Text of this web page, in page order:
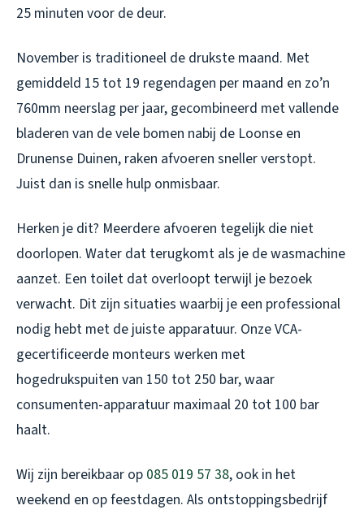
25 minuten voor de deur.
November is traditioneel de drukste maand. Met
gemiddeld 15 tot 19 regendagen per maand en zo’n
760mm neerslag per jaar, gecombineerd met vallende
bladeren van de vele bomen nabij de Loonse en
Drunense Duinen, raken afvoeren sneller verstopt.
Juist dan is snelle hulp onmisbaar.
Herken je dit? Meerdere afvoeren tegelijk die niet
doorlopen. Water dat terugkomt als je de wasmachine
aanzet. Een toilet dat overloopt terwijl je bezoek
verwacht. Dit zijn situaties waarbij je een professional
nodig hebt met de juiste apparatuur. Onze VCA-
gecertificeerde monteurs werken met
hogedrukspuiten van 150 tot 250 bar, waar
consumenten-apparatuur maximaal 20 tot 100 bar
haalt.
Wij zijn bereikbaar op 085 019 57 38, ook in het
weekend en op feestdagen. Als ontstoppingsbedrijf